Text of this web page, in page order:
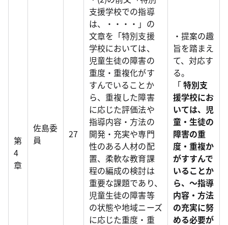
第
4
章
佐島委
員
27
支援学校での指導
は、・・・・」の
文章を「特別支援
学校においては、
児童生徒の障害の
重度・重複化がす
すんでいることか
ら、重複した障害
に応じた評価法や
指導内容・方法の
開発・充実や専門
性のある人材の配
置、柔軟な教育課
程の編成の検討は
重要な課題であり、
児童生徒の障害等
の状態や地域ニーズ
に応じた重度・重
・提案の趣
旨を踏まえ
て、対応す
る。
「特別支
援学校にお
いては、児
童・生徒の
障害の重
度・重複か
がすすんで
いることか
ら、～指導
内容・方法
の充実に努
める必要が